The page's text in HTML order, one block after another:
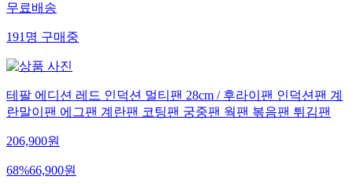
무료배송
191명구매중
테팔 에디션 레드 인덕션 멀티팬 28cm / 후라이팬 인덕션팬 계
란말이팬 에그팬 계란팬 코팅팬 궁중팬 웍팬 볶음팬 튀김팬
206,900원
68%66,900원